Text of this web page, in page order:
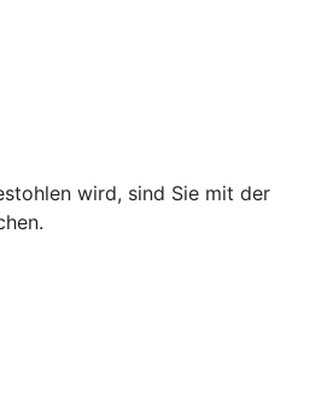
wird, sind Sie mit der